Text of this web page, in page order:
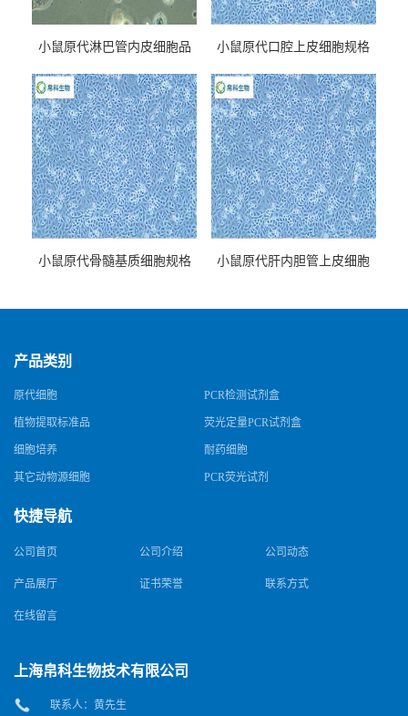
小鼠原代淋巴管内皮细胞品
小鼠原代口腔上皮细胞规格
小鼠原代骨髓基质细胞规格
小鼠原代肝内胆管上皮细胞
产品类别
原代细胞 PCR检测试剂盒
植物提取标准品 荧光定量PCR试剂盒
细胞培养 耐药细胞
其它动物源细胞 PCR荧光试剂
快捷导航
公司首页 公司介绍 公司动态
产品展厅 证书荣誉 联系方式
在线留言
上海帛科生物技术有限公司
联系人：黄先生